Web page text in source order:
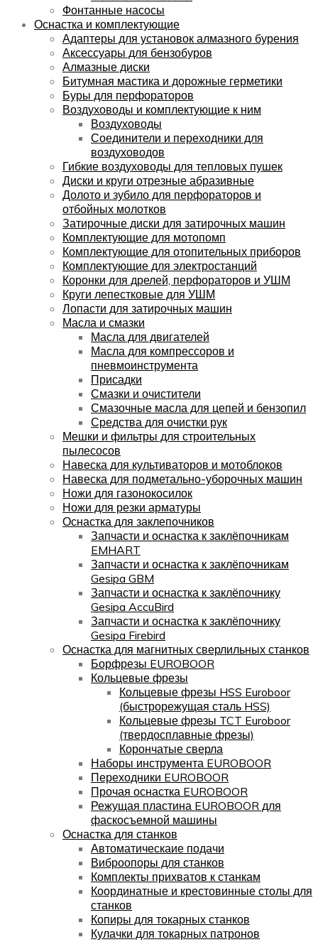
Фонтанные насосы
Оснастка и комплектующие
Адаптеры для установок алмазного бурения
Аксессуары для бензобуров
Алмазные диски
Битумная мастика и дорожные герметики
Буры для перфораторов
Воздуховоды и комплектующие к ним
Воздуховоды
Соединители и переходники для
воздуховодов
Гибкие воздуховоды для тепловых пушек
Диски и круги отрезные абразивные
Долото и зубило для перфораторов и
отбойных молотков
Затирочные диски для затирочных машин
Комплектующие для мотопомп
Комплектующие для отопительных приборов
Комплектующие для электростанций
Коронки для дрелей, перфораторов и УШМ
Круги лепестковые для УШМ
Лопасти для затирочных машин
Масла и смазки
Масла для двигателей
Масла для компрессоров и
пневмоинструмента
Присадки
Смазки и очистители
Смазочные масла для цепей и бензопил
Средства для очистки рук
Мешки и фильтры для строительных
пылесосов
Навеска для культиваторов и мотоблоков
Навеска для подметально-уборочных машин
Ножи для газонокосилок
Ножи для резки арматуры
Оснастка для заклепочников
Запчасти и оснастка к заклёпочникам
EMHART
Запчасти и оснастка к заклёпочникам
Gesipa GBM
Запчасти и оснастка к заклёпочнику
Gesipa AccuBird
Запчасти и оснастка к заклёпочнику
Gesipa Firebird
Оснастка для магнитных сверлильных станков
Борфрезы EUROBOOR
Кольцевые фрезы
Кольцевые фрезы HSS Euroboor
(быстрорежущая сталь HSS)
Кольцевые фрезы TCT Euroboor
(твердосплавные фрезы)
Корончатые сверла
Наборы инструмента EUROBOOR
Переходники EUROBOOR
Прочая оснастка EUROBOOR
Режущая пластина EUROBOOR для
фаскосъемной машины
Оснастка для станков
Автоматическаие подачи
Виброопоры для станков
Комплекты прихватов к станкам
Координатные и крестовинные столы для
станков
Копиры для токарных станков
Кулачки для токарных патронов